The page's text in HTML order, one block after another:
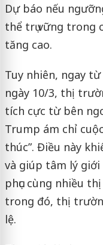
Dự báo nếu
thể trụ vững trong
tăng cao.
Tuy nhiên, ngay
ngày 10/3, thị
tích cực từ bên
Trump ám chỉ
thúc”. Điều này
và giúp tâm lý
phục cùng nhiều
trong đó, thị
lệ.